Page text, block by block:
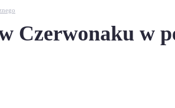
Czerwonaku w